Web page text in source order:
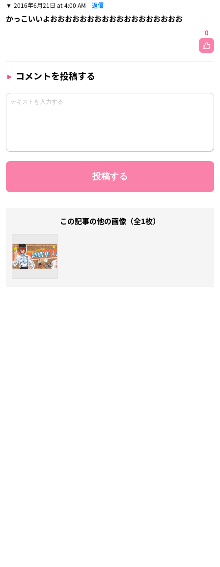
2016年6月21日 at 4:00 AM 返信
かっこいいよおおおおおおおおおおおおおおおおおお
0
コメントを投稿する
この記事の他の画像（全1枚）